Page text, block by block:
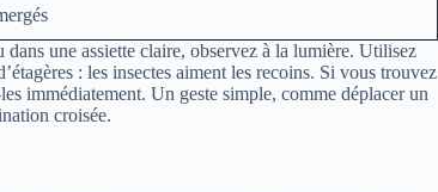
une assiette claire, observez à la lumière. Utilisez
: les insectes aiment les recoins. Si vous trouvez
immédiatement. Un geste simple, comme déplacer un
croisée.